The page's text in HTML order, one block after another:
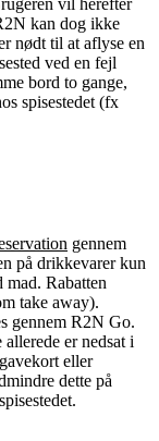
vil herefter
kan dog ikke
nødt til at aflyse en
ved en fejl
bord to gange,
spisestedet (fx
gennem
på drikkevarer kun
mad. Rabatten
take away).
gennem R2N Go.
er nedsat i
eller
dette på